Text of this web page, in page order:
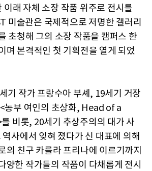
래 자체 소장 작품 위주로 전시를
미술관은 국제적으로 저명한 갤러리
초청해 그의 소장 작품을 캠퍼스 한
며 본격적인 첫 기획전을 열게 되었
기 작가 프랑수아 부셰, 19세기 거장
농부 여인의 초상화, Head of a
비롯, 20세기 추상주의의 대가 사
사에서 잊혀 졌다가 신 대표에 의해
의 친구 카를라 프리나에 이르기까지
양한 작가들의 작품이 다채롭게 전시